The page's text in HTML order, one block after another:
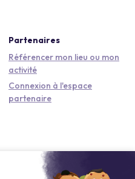
Partenaires
Référencer mon lieu ou mon
activité
Connexion à l'espace
partenaire